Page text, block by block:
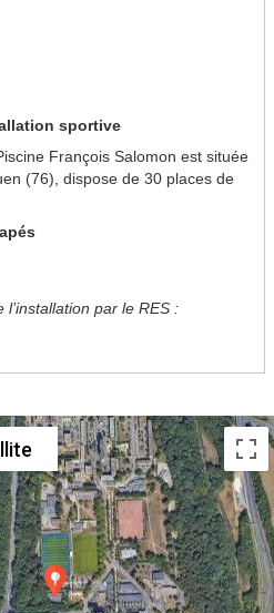
sportive
François Salomon est située
(76), dispose de 30 places de
par le RES :